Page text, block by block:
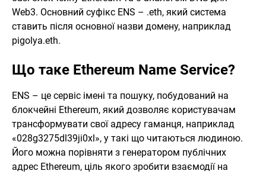
Web3. Основний суфікс ENS – .eth, який система
ставить після основної назви домену, наприклад
pigolya.eth.
Що таке Ethereum Name Service?
ENS – це сервіс імені та пошуку, побудований на
блокчейні Ethereum, який дозволяє користувачам
трансформувати свої адресу гаманця, наприклад
«028g3275dl39ji0xl», у такі що читаються людиною.
Його можна порівняти з генератором публічних
адрес Ethereum, ціль якого зробити взаємодії на